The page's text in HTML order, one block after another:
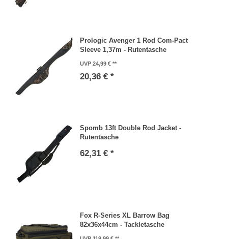
Prologic Avenger 1 Rod Com-Pact
Sleeve 1,37m - Rutentasche
UVP 24,99 €
20,36 € *
Spomb 13ft Double Rod Jacket -
Rutentasche
62,31 € *
Fox R-Series XL Barrow Bag
82x36x44cm - Tackletasche